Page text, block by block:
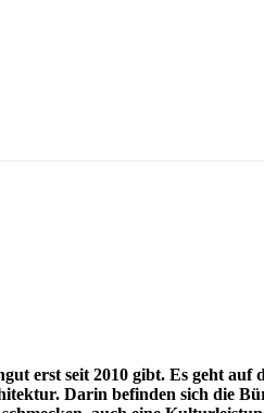
erst seit 2010 gibt. Es geht
Darin befinden sich die